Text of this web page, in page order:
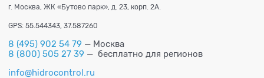
г. Москва, ЖК «Бутово парк», д. 23, корп. 2А.
GPS: 55.544343, 37.587260
8 (495) 902 54 79 — Москва
8 (800) 505 27 39 — бесплатно для регионов
info@hidrocontrol.ru